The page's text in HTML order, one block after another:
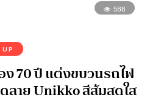
588
70 ปี แต่งขบวนรถไฟ
ลาย Unikko สีส้มสดใส